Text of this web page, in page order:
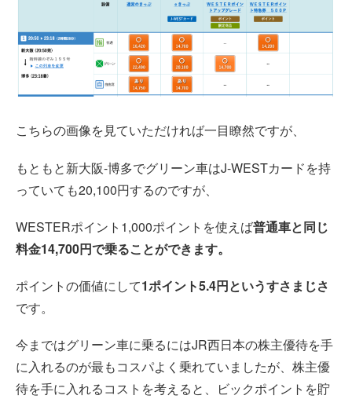
こちらの画像を見ていただければ一目瞭然ですが、
もともと新大阪-博多でグリーン車はJ-WESTカードを持
っていても20,100円するのですが、
WESTERポイント1,000ポイントを使えば普通車と同じ
料金14,700円で乗ることができます。
ポイントの価値にして1ポイント5.4円というすさまじさ
です。
今まではグリーン車に乗るにはJR西日本の株主優待を手
に入れるのが最もコスパよく乗れていましたが、株主優
待を手に入れるコストを考えると、ビックポイントを貯